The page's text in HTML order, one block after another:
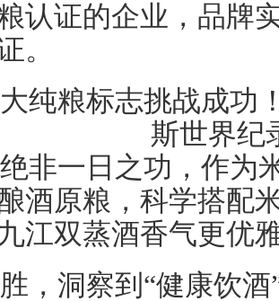
认证的企业，品牌
。
非一日之功，作为
酒原粮，科学搭配
江双蒸酒香气更优
，洞察到“健康饮